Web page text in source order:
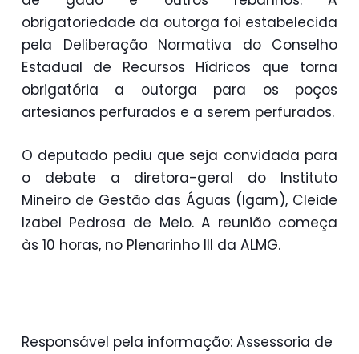
obrigatoriedade da outorga foi estabelecida
pela Deliberação Normativa do Conselho
Estadual de Recursos Hídricos que torna
obrigatória a outorga para os poços
artesianos perfurados e a serem perfurados.
O deputado pediu que seja convidada para
o debate a diretora-geral do Instituto
Mineiro de Gestão das Águas (Igam), Cleide
Izabel Pedrosa de Melo. A reunião começa
às 10 horas, no Plenarinho III da ALMG.
Responsável pela informação: Assessoria de